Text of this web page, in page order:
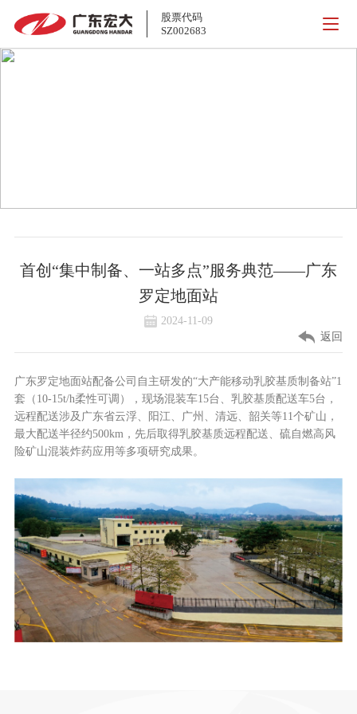
股票代码
SZ002683
首创“集中制备、一站多点”服务典范——广东
罗定地面站
2024-11-09
返回
广东罗定地面站配备公司自主研发的“大产能移动乳胶基质制备站”1
套（10-15t/h柔性可调），现场混装车15台、乳胶基质配送车5台，
远程配送涉及广东省云浮、阳江、广州、清远、韶关等11个矿山，
最大配送半径约500km，先后取得乳胶基质远程配送、硫自燃高风
险矿山混装炸药应用等多项研究成果。